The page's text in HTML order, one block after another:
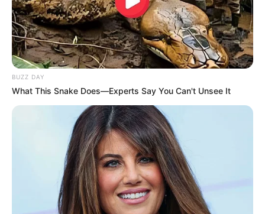
4. Jenis dari ordo Homoptera kerap ditemukan di
sawah nih, diantaranya adalah jangkrik dan wereng
BUZZ DAY
What This Snake Does—Experts Say You Can't Unsee It